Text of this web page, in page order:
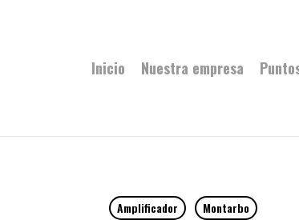
Inicio Nuestra empresa
Amplificador Montarbo